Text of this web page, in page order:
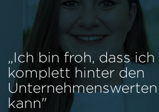
„Ich bin froh, dass ich
komplett hinter den
kann"